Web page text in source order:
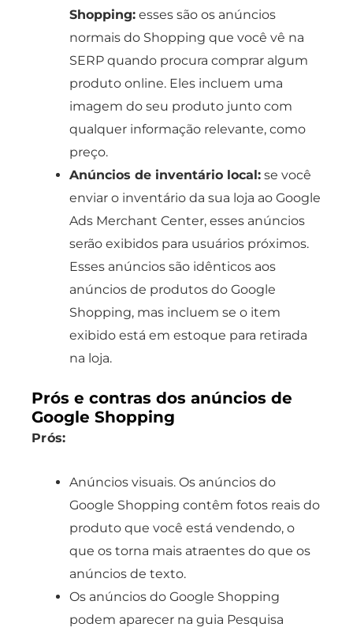
Shopping: esses são os anúncios
normais do Shopping que você vê na
SERP quando procura comprar algum
produto online. Eles incluem uma
imagem do seu produto junto com
qualquer informação relevante, como
preço.
Anúncios de inventário local: se você
enviar o inventário da sua loja ao Google
Ads Merchant Center, esses anúncios
serão exibidos para usuários próximos.
Esses anúncios são idênticos aos
anúncios de produtos do Google
Shopping, mas incluem se o item
exibido está em estoque para retirada
na loja.
Prós e contras dos anúncios de
Google Shopping
Prós:
Anúncios visuais. Os anúncios do
Google Shopping contêm fotos reais do
produto que você está vendendo, o
que os torna mais atraentes do que os
anúncios de texto.
Os anúncios do Google Shopping
podem aparecer na guia Pesquisa